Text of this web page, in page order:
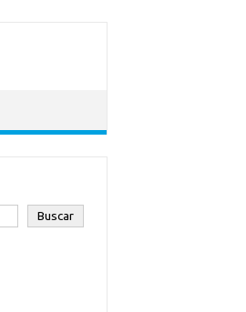
Buscar